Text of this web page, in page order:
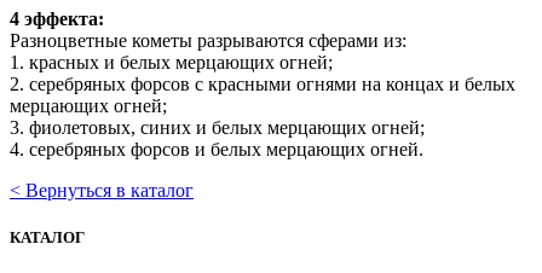
4 эффекта:
Разноцветные кометы разрываются сферами из:
1. красных и белых мерцающих огней;
2. серебряных форсов с красными огнями на концах и белых
мерцающих огней;
3. фиолетовых, синих и белых мерцающих огней;
4. серебряных форсов и белых мерцающих огней.
< Вернуться в каталог
КАТАЛОГ